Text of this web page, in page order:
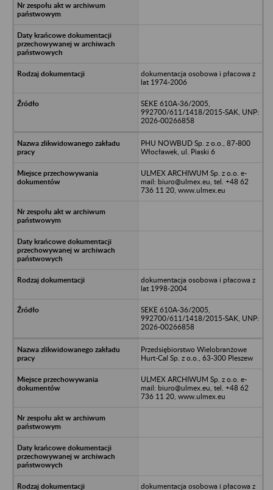
dokumentacja osobowa i płacowa z
lat 1974-2006
SEKE 610A-36/2005,
992700/611/1418/2015-SAK, UNP:
2026-00266858
PHU NOWBUD Sp. z o.o., 87-800
Włocławek, ul. Piaski 6
ULMEX ARCHIWUM Sp. z o.o. e-
mail: biuro@ulmex.eu, tel. +48 62
736 11 20, www.ulmex.eu
dokumentacja osobowa i płacowa z
lat 1998-2004
SEKE 610A-36/2005,
992700/611/1418/2015-SAK, UNP:
2026-00266858
Przedsiębiorstwo Wielobranżowe
Hurt-Cal Sp. z o.o., 63-300 Pleszew
ULMEX ARCHIWUM Sp. z o.o. e-
mail: biuro@ulmex.eu, tel. +48 62
736 11 20, www.ulmex.eu
dokumentacja osobowa i płacowa z